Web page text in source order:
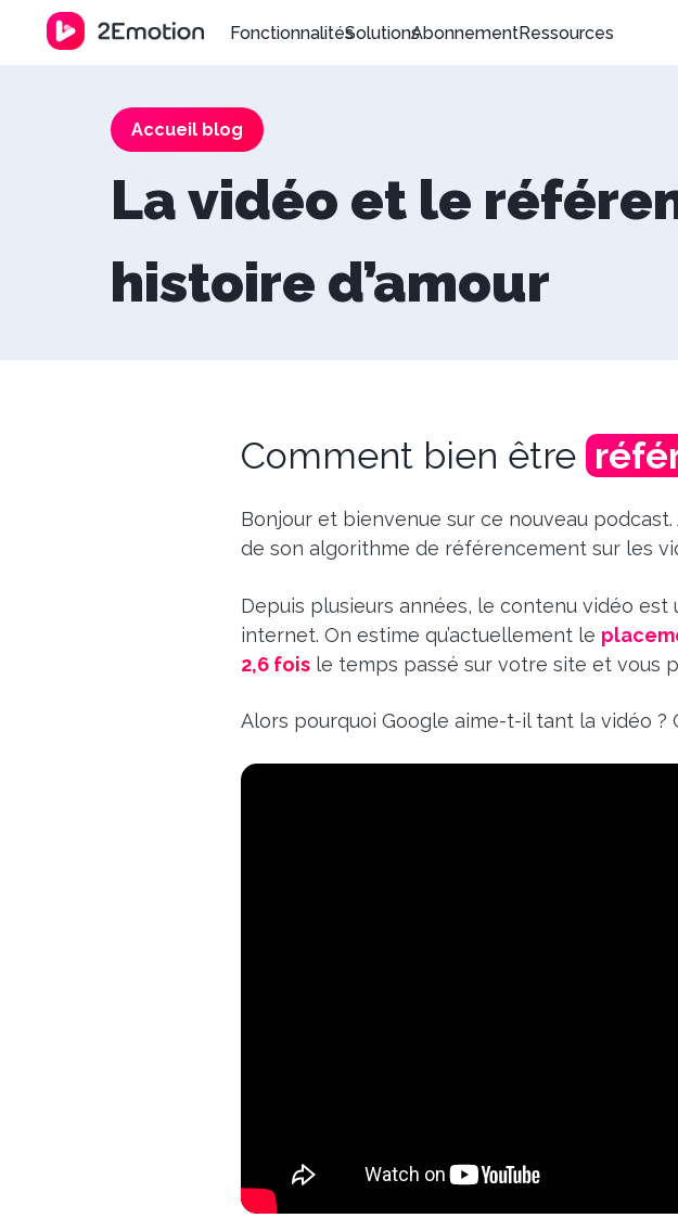
FonctionnalitésSolutionsAbonnementRessources
Accueil blog
La vidéo et le
histoire d’amour
Comment bien être
Bonjour et bienvenue sur ce nouveau
de son algorithme de référencement sur les
Depuis plusieurs années, le contenu vidéo
internet. On estime qu’actuellement le
2,6 fois le temps passé sur votre site et vous
Alors pourquoi Google aime-t-il tant la vidéo